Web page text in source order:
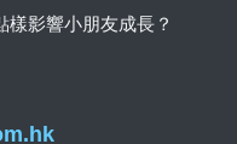
影響小朋友成長？